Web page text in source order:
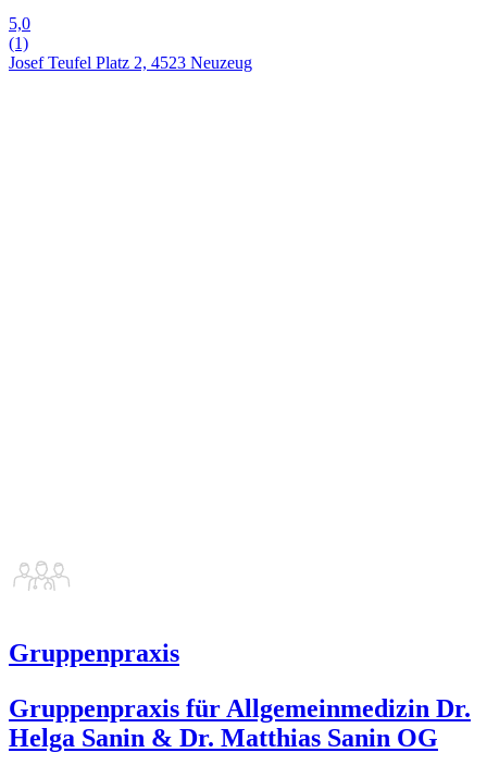
5,0
(1)
Josef Teufel Platz 2, 4523 Neuzeug
Gruppenpraxis
Gruppenpraxis für Allgemeinmedizin Dr.
Helga Sanin & Dr. Matthias Sanin OG